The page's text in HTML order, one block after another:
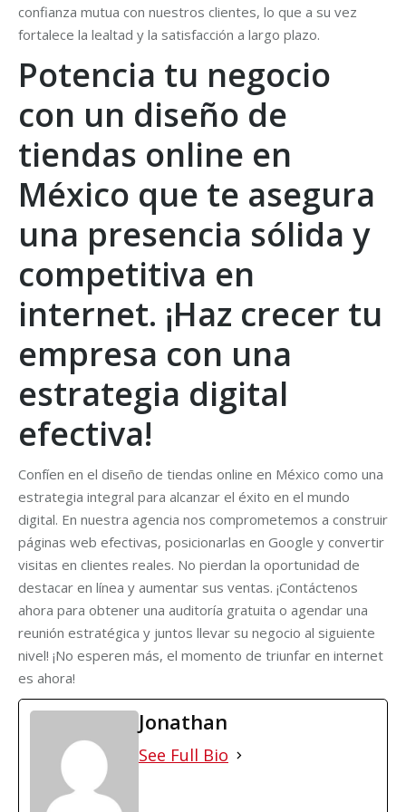
confianza mutua con nuestros clientes, lo que a su vez
fortalece la lealtad y la satisfacción a largo plazo.
Potencia tu negocio
con un diseño de
tiendas online en
México que te asegura
una presencia sólida y
competitiva en
internet. ¡Haz crecer tu
empresa con una
estrategia digital
efectiva!
Confíen en el diseño de tiendas online en México como una
estrategia integral para alcanzar el éxito en el mundo
digital. En nuestra agencia nos comprometemos a construir
páginas web efectivas, posicionarlas en Google y convertir
visitas en clientes reales. No pierdan la oportunidad de
destacar en línea y aumentar sus ventas. ¡Contáctenos
ahora para obtener una auditoría gratuita o agendar una
reunión estratégica y juntos llevar su negocio al siguiente
nivel! ¡No esperen más, el momento de triunfar en internet
es ahora!
Jonathan
See Full Bio